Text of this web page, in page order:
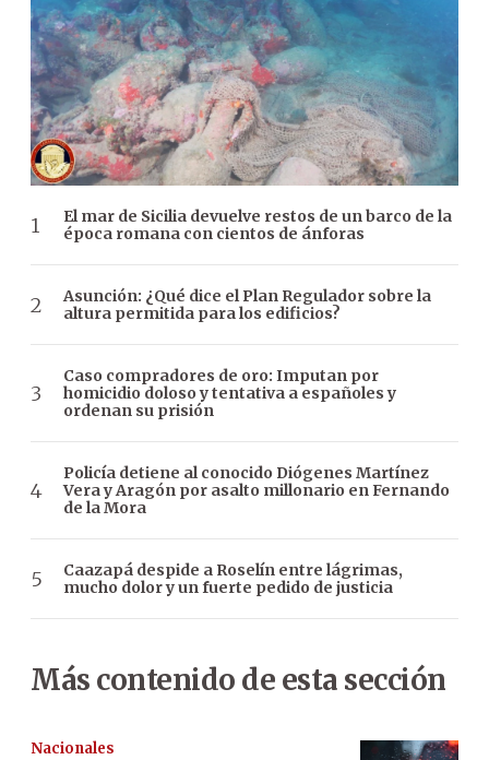
El mar de Sicilia devuelve restos de un barco de la
época romana con cientos de ánforas
Asunción: ¿Qué dice el Plan Regulador sobre la
altura permitida para los edificios?
Caso compradores de oro: Imputan por
homicidio doloso y tentativa a españoles y
ordenan su prisión
Policía detiene al conocido Diógenes Martínez
Vera y Aragón por asalto millonario en Fernando
de la Mora
Caazapá despide a Roselín entre lágrimas,
mucho dolor y un fuerte pedido de justicia
Más contenido de esta sección
Nacionales